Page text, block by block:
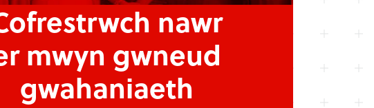
nawr
mwyn gwneud
gwahaniaeth